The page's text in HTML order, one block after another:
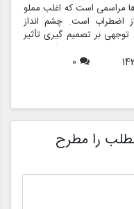
مراسمی است که اغلب مملو
اضطراب است. چشم انداز
بر تصمیم گیری تأثیر
سبک شخصی بلکه عوامل
مقاله، روانشناسی خرید
0
را مطرح